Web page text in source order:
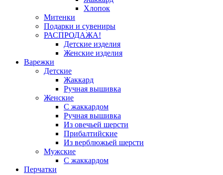
Хлопок
Митенки
Подарки и сувениры
РАСПРОДАЖА!
Детские изделия
Женские изделия
Варежки
Детские
Жаккард
Ручная вышивка
Женские
С жаккардом
Ручная вышивка
Из овечьей шерсти
Прибалтийские
Из верблюжьей шерсти
Мужские
С жаккардом
Перчатки